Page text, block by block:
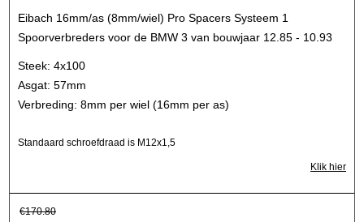
Eibach 16mm/as (8mm/wiel) Pro Spacers Systeem 1
Spoorverbreders voor de BMW 3 van bouwjaar 12.85 - 10.93
Steek: 4x100
Asgat: 57mm
Verbreding: 8mm per wiel (16mm per as)
Standaard schroefdraad is M12x1,5
Klik hier
€170.80